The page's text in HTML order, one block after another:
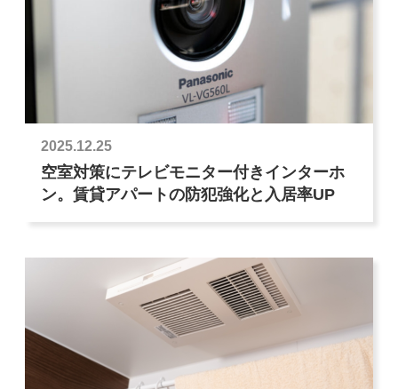
2025.12.25
空室対策にテレビモニター付きインターホ
ン。賃貸アパートの防犯強化と入居率UP